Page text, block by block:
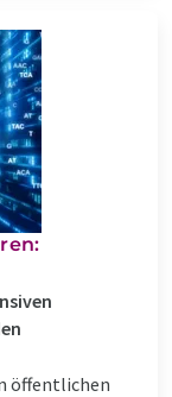
öffentlichen